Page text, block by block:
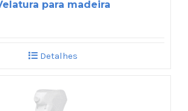
para madeira
Detalhes